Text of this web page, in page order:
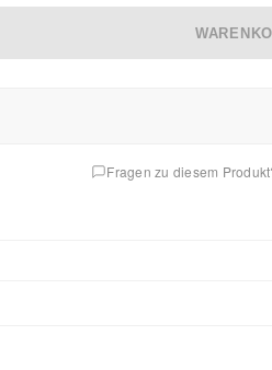
Fragen zu diesem